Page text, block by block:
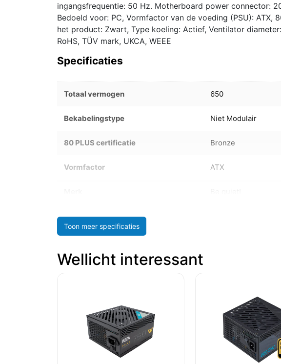
ingangsfrequentie: 50 Hz. Motherboard power connector:
Bedoeld voor: PC, Vormfactor van de voeding (PSU): ATX,
het product: Zwart, Type koeling: Actief, Ventilator
RoHS, TÜV mark, UKCA, WEEE
Specificaties
Totaal vermogen 650
Bekabelingstype Niet Modulair
80 PLUS certificatie Bronze
Vormfactor ATX
Toon meer specificaties
Wellicht interessant